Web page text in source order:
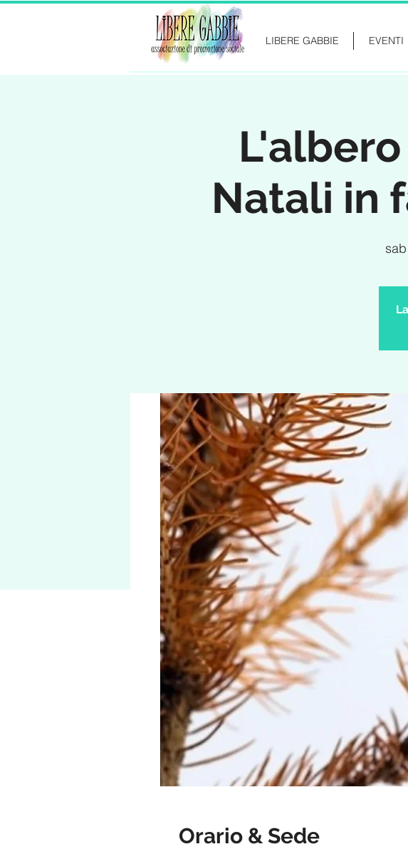
LIBERE GABBIE
EVENTI
Natali in
Orario & Sede